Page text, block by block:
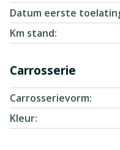
Datum eerste
Km stand
Carrosserie
Carrosserievorm
Kleur